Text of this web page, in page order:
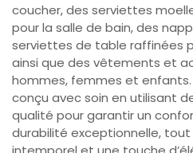
coucher, des serviettes
pour la salle de bain, des
serviettes de table raffinées
ainsi que des vêtements et
hommes, femmes et
conçu avec soin en utilisant
qualité pour garantir un
durabilité exceptionnelle,